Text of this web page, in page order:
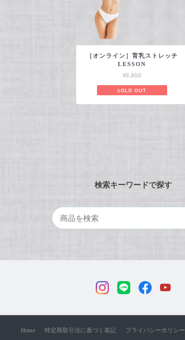
［オンライン］育乳ストレッチ
LESSON
¥8,800
SOLD OUT
検索キーワードで探す
Home 特定商取引法に基づく表記 プライバシーポリシー